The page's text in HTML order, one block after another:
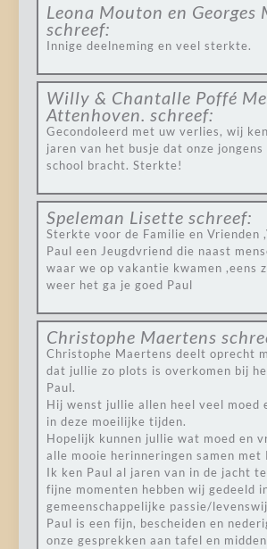
Leona Mouton en Georges
schreef:
Innige deelneming en veel sterkte.
Willy & Chantalle Poffé
Attenhoven. schreef:
Gecondoleerd met uw verlies, wij
jaren van het busje dat onze jongens
school bracht. Sterkte!
Speleman Lisette schreef:
Sterkte voor de Familie en Vrienden
Paul een Jeugdvriend die naast
waar we op vakantie kwamen ,eens
weer het ga je goed Paul
Christophe Maertens
Christophe Maertens deelt oprecht
dat jullie zo plots is overkomen bij
Paul.
Hij wenst jullie allen heel veel moed
in deze moeilijke tijden.
Hopelijk kunnen jullie wat moed en
alle mooie herinneringen samen met
Ik ken Paul al jaren van in de jacht
fijne momenten hebben wij gedeeld
gemeenschappelijke passie/
Paul is een fijn, bescheiden en
onze gesprekken aan tafel en